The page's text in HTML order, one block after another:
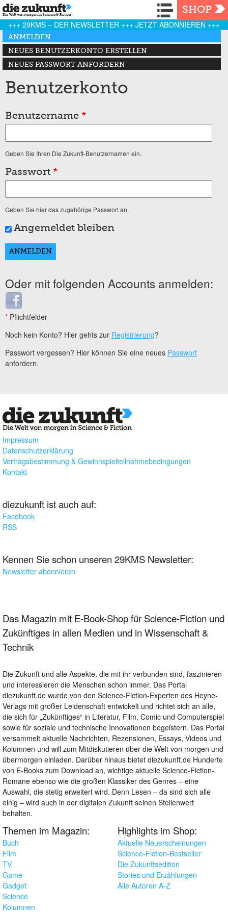
Navigation
SHOP
+++ 29KMS – DER NEWSLETTER +++ JETZT ABONNIEREN +++
Haupt-Reiter
ANMELDEN
(AKTIVER REITER)
NEUES BENUTZERKONTO ERSTELLEN
NEUES PASSWORT ANFORDERN
Benutzerkonto
Benutzername *
Geben Sie Ihren Die Zukunft-Benutzernamen ein.
Passwort *
Geben Sie hier das zugehörige Passwort an.
Angemeldet bleiben
Oder mit folgenden Accounts anmelden:
Login with Facebook
* Pflichtfelder
Noch kein Konto? Hier gehts zur Registrierung?
Passwort vergessen? Hier können Sie eine neues Passwort
anfordern.
Impressum
Datenschutzerklärung
Vertragsbestimmung & Gewinnspielteilnahmebedingungen
Kontakt
diezukunft ist auch auf:
Facebook
RSS
Kennen Sie schon unseren 29KMS Newsletter:
Newsletter abonnieren
Das Magazin mit E-Book-Shop für Science-Fiction und
Zukünftiges in allen Medien und in Wissenschaft &
Technik
Die Zukunft und alle Aspekte, die mit ihr verbunden sind, faszinieren
und interessieren die Menschen schon immer. Das Portal
diezukunft.de wurde von den Science-Fiction-Experten des Heyne-
Verlags mit großer Leidenschaft entwickelt und richtet sich an alle,
die sich für „Zukünftiges“ in Literatur, Film, Comic und Computerspiel
sowie für soziale und technische Innovationen begeistern. Das Portal
versammelt aktuelle Nachrichten, Rezensionen, Essays, Videos und
Kolumnen und will zum Mitdiskutieren über die Welt von morgen und
übermorgen einladen. Darüber hinaus bietet diezukunft.de Hunderte
von E-Books zum Download an, wichtige aktuelle Science-Fiction-
Romane ebenso wie die großen Klassiker des Genres – eine
Auswahl, die stetig erweitert wird. Denn Lesen – da sind sich alle
einig – wird auch in der digitalen Zukunft seinen Stellenwert
behalten.
Themen im Magazin:
Buch
Film
TV
Game
Gadget
Science
Kolumnen
Highlights im Shop:
Aktuelle Neuerscheinungen
Science-Fiction-Bestseller
Die Zukunftsedition
Stories und Erzählungen
Alle Autoren A-Z